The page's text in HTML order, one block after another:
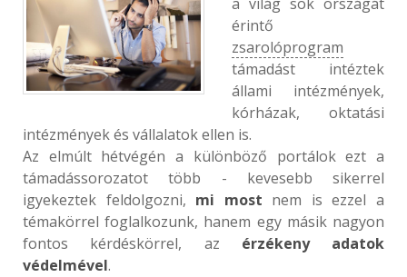
érintő
zsarolóprogram
támadást intéztek
állami intézmények,
kórházak, oktatási
intézmények és vállalatok ellen is.
Az elmúlt hétvégén a különböző portálok ezt a
támadássorozatot több - kevesebb sikerrel
igyekeztek feldolgozni, mi most nem is ezzel a
témakörrel foglalkozunk, hanem egy másik nagyon
fontos kérdéskörrel, az érzékeny adatok
védelmével.